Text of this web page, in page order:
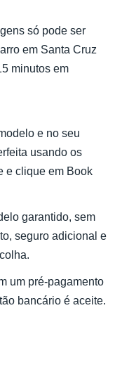
só pode ser
em Santa Cruz
minutos em
e no seu
usando os
e clique em Book
garantido, sem
seguro adicional e
um pré-pagamento
bancário é aceite.